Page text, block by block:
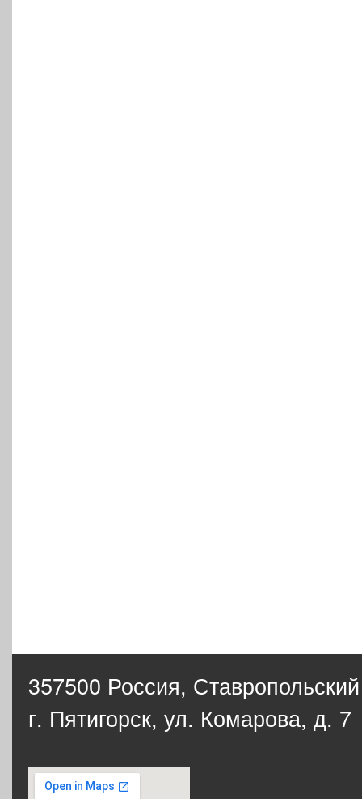
357500 Россия,
г. Пятигорск, ул. Комарова, д. 7